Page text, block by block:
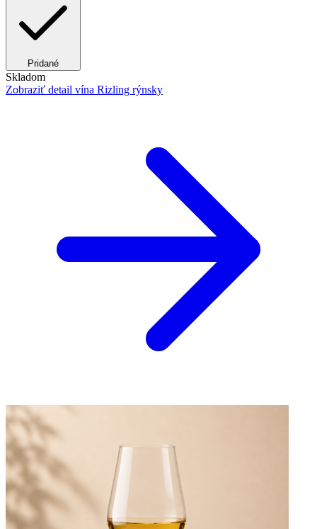
Pridané
Skladom
Zobraziť detail vína Rizling rýnsky